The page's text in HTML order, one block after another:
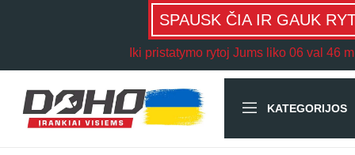
SPAUSK ČIA IR GAUK
Iki pristatymo rytoj Jums liko 06 val 46
KATEGORIJOS